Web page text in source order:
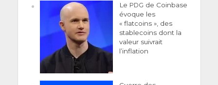
Le PDG de Coinbase
évoque les
« flatcoins », des
stablecoins dont la
valeur suivrait
l’inflation